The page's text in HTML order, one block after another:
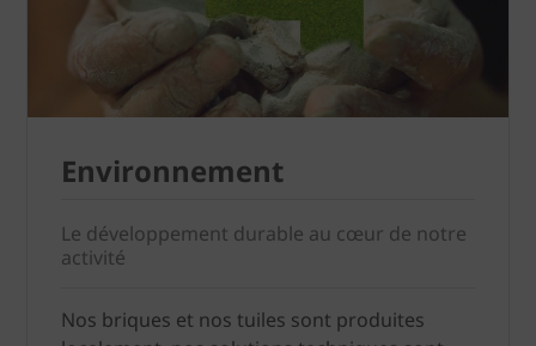
Environnement
Le développement durable au cœur de notre
activité
Nos briques et nos tuiles sont produites